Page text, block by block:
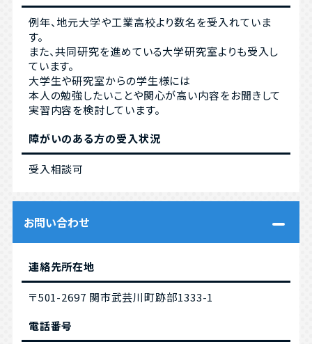
例年、地元大学や工業高校より数名を受入れていま
す。
また、共同研究を進めている大学研究室よりも受入し
ています。
大学生や研究室からの学生様には
本人の勉強したいことや関心が高い内容をお聞きして
実習内容を検討しています。
障がいのある方の受入状況
受入相談可
お問い合わせ
連絡先所在地
〒501-2697 関市武芸川町跡部1333-1
電話番号